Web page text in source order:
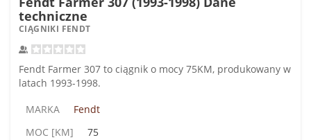
techniczne
CIĄGNIKI FENDT
Fendt Farmer 307 to ciągnik o mocy 75KM, produkowany w
latach 1993-1998.
MARKA
Fendt
MOC [KM]
75